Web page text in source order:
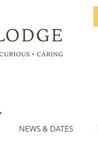
NEWS & DATES